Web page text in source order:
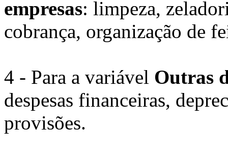
empresas: limpeza,
cobrança, organização de
4 - Para a variável Outras
despesas financeiras,
provisões.